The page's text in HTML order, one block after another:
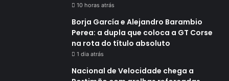
10 horas atrás
Borja García e Alejandro Barambio
Perea: a dupla que coloca a GT Corse
na rota do título absoluto
1 dia atrás
Nacional de Velocidade chega a